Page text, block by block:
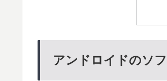
アンドロイドのソ